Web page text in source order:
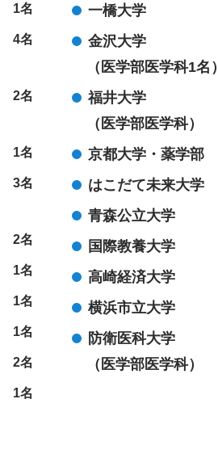
1名
4名
2名
1名
3名
2名
1名
1名
1名
2名
1名
一橋大学
金沢大学
（医学部医学科1名）
福井大学
（医学部医学科）
京都大学・薬学部
はこだて未来大学
青森公立大学
国際教養大学
高崎経済大学
横浜市立大学
防衛医科大学
（医学部医学科）